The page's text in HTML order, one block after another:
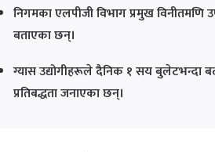
निगमका एलपीजी विभाग प्रमुख विनीतमणि
बताएका छन्।
ग्यास उद्योगीहरूले दैनिक १ सय बुलेटभन्दा
प्रतिबद्धता जनाएका छन्।